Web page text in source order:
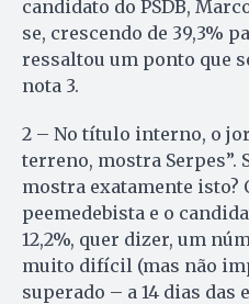
candidato do PSDB,
se, crescendo de 39,3%
ressaltou um ponto que
nota 3.
2 – No título interno, o
terreno, mostra Serpes”.
mostra exatamente isto?
peemedebista e o
12,2%, quer dizer, um
muito difícil (mas não
superado – a 14 dias das